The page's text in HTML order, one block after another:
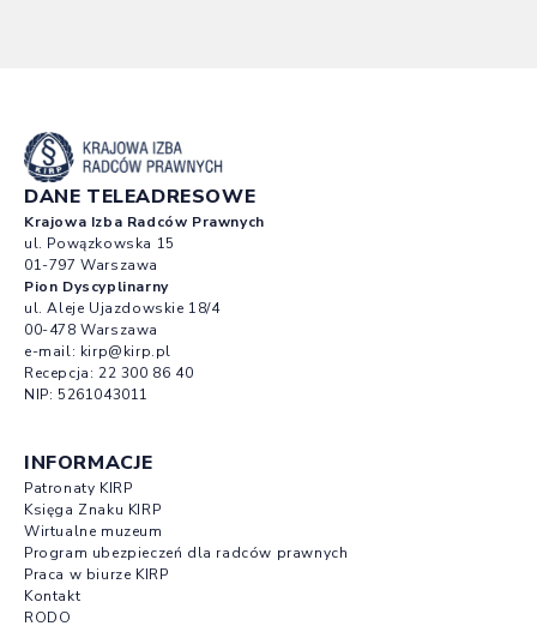
DANE TELEADRESOWE
Krajowa Izba Radców Prawnych
ul. Powązkowska 15
01-797 Warszawa
Pion Dyscyplinarny
ul. Aleje Ujazdowskie 18/4
00-478 Warszawa
e-mail: kirp@kirp.pl
Recepcja: 22 300 86 40
NIP: 5261043011
INFORMACJE
Patronaty KIRP
Księga Znaku KIRP
Wirtualne muzeum
Program ubezpieczeń dla radców prawnych
Praca w biurze KIRP
Kontakt
RODO